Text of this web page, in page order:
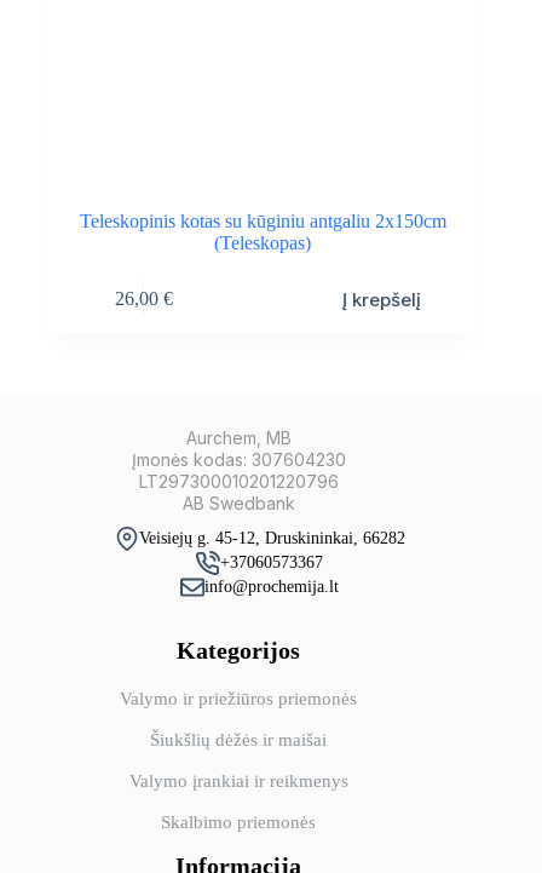
Teleskopinis kotas su kūginiu antgaliu 2x150cm
(Teleskopas)
26,00 € Į krepšelį
Aurchem, MB
Įmonės kodas: 307604230
LT297300010201220796
AB Swedbank
Veisiejų g. 45-12, Druskininkai, 66282
+37060573367
info@prochemija.lt
Kategorijos
Valymo ir priežiūros priemonės
Šiukšlių dėžės ir maišai
Valymo įrankiai ir reikmenys
Skalbimo priemonės
Informacija